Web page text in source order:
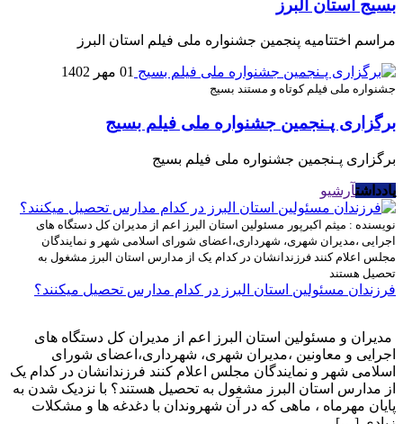
بسیج استان البرز
مراسم اختتامیه پنجمین جشنواره ملی فیلم استان البرز
01 مهر 1402
جشنواره ملی فیلم کوتاه و مستند بسیج
برگزاری پـنجمين جشنواره ملی فیلم بسیج
برگزاری پـنجمين جشنواره ملی فیلم بسیج
یادداشتآرشیو
نویسنده : میثم اکبرپور مسئولین استان البرز اعم از مدیران کل دستگاه های
اجرایی ،مدیران شهری، شهرداری،اعضای شورای اسلامی شهر و نمایندگان
مجلس اعلام کنند فرزندانشان در کدام یک از مدارس استان البرز مشغول به
تحصیل هستند
فرزندان مسئولین استان البرز در کدام مدارس تحصیل میکنند؟
مدیران و مسئولین استان البرز اعم از مدیران کل دستگاه های
اجرایی و معاونین ،مدیران شهری، شهرداری،اعضای شورای
اسلامی شهر و نمایندگان مجلس اعلام کنند فرزندانشان در کدام یک
از مدارس استان البرز مشغول به تحصیل هستند؟ با نزدیک شدن به
پایان مهرماه ، ماهی که در آن شهروندان با دغدغه ها و مشکلات